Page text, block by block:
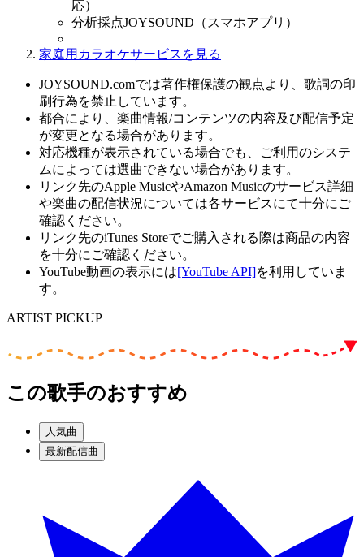
応）
分析採点JOYSOUND（スマホアプリ）
家庭用カラオケサービスを見る
JOYSOUND.comでは著作権保護の観点より、歌詞の印
刷行為を禁止しています。
都合により、楽曲情報/コンテンツの内容及び配信予定
が変更となる場合があります。
対応機種が表示されている場合でも、ご利用のシステ
ムによっては選曲できない場合があります。
リンク先のApple MusicやAmazon Musicのサービス詳細
や楽曲の配信状況については各サービスにて十分にご
確認ください。
リンク先のiTunes Storeでご購入される際は商品の内容
を十分にご確認ください。
YouTube動画の表示には[YouTube API]を利用していま
す。
ARTIST PICKUP
この歌手のおすすめ
人気曲
最新配信曲